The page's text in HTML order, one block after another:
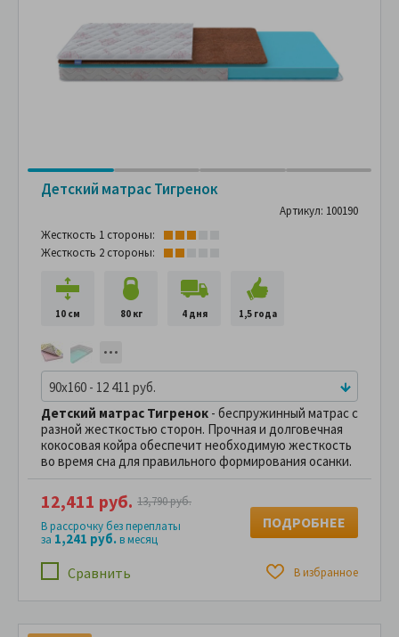
Детский матрас Тигренок
Артикул: 100190
Жесткость 1 стороны:
Жесткость 2 стороны:
10 см 80 кг 4 дня 1,5 года
90x160 - 12 411 руб.
Детский матрас Тигренок - беспружинный матрас с
разной жесткостью сторон. Прочная и долговечная
кокосовая койра обеспечит необходимую жесткость
во время сна для правильного формирования осанки.
Сравнить В избранное
12,411 руб. 13,790 руб.
В рассрочку без переплаты
за 1,241 руб.в месяц
ПОДРОБНЕЕ